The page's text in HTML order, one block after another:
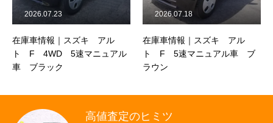
在庫車情報｜スズキ アル
ト F 4WD 5速マニュアル
車 ブラック
2026.07.23
在庫車情報｜スズキ アル
ト F 5速マニュアル車 ブ
ラウン
2026.07.18
高値査定のヒミツ